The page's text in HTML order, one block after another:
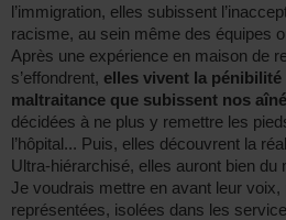
l’immigration, elles subissent
racisme, au sein même des équipes
Après une expérience en maison de
s’effondrent, elles vivent la
maltraitance que subissent nos
décidées à ne plus y remettre les
l’hôpital... Puis, elles découvrent la
Ultra-hiérarchisé, elles auront bien du
Je voudrais mettre en avant leur voix,
représentées, isolées dans les